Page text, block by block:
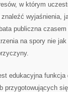
w którym
wyjaśnienia,
publiczna
na spory nie
edukacyjna
przygotowujących